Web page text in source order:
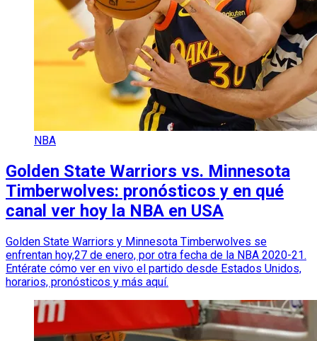
NBA
Golden State Warriors vs. Minnesota
Timberwolves: pronósticos y en qué
canal ver hoy la NBA en USA
Golden State Warriors y Minnesota Timberwolves se
enfrentan hoy,27 de enero, por otra fecha de la NBA 2020-21.
Entérate cómo ver en vivo el partido desde Estados Unidos,
horarios, pronósticos y más aquí.